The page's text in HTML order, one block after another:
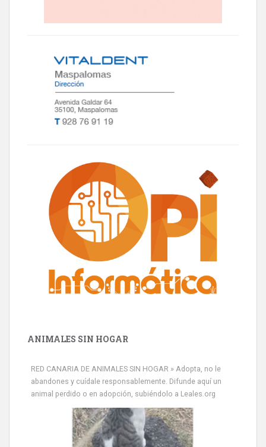
ANIMALES SIN HOGAR
RED CANARIA DE ANIMALES SIN HOGAR » Adopta, no le
abandones y cuídale responsablemente. Difunde aquí un
animal perdido o en adopción, subiéndolo a Leales.org